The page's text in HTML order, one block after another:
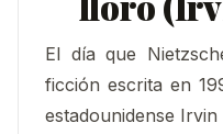
El día que
ficción escrita en
estadounidense Irvin